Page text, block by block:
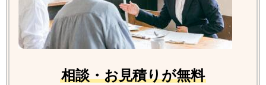
相談・お見積りが無料